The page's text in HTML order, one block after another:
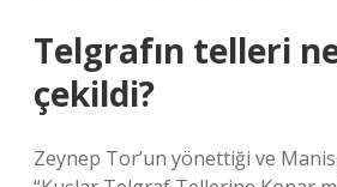
Telgrafın telleri
çekildi?
Zeynep Tor’un yönettiği ve